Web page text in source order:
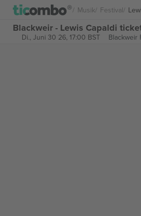
Musik Festival
Blackweir - Lewis Capaldi
Di., Juni 30 26, 17:00 BST Blackweir